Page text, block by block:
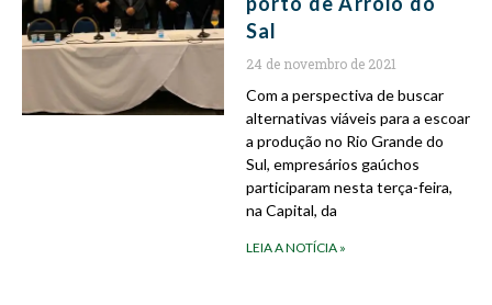
Sal
24 de novembro de 2021
Com a perspectiva de buscar
alternativas viáveis para a escoar
a produção no Rio Grande do
Sul, empresários gaúchos
participaram nesta terça-feira,
na Capital, da
LEIA A NOTÍCIA »